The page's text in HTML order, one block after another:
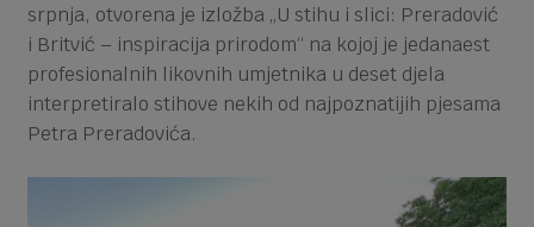
srpnja, otvorena je izložba „U stihu i slici: Preradović
i Britvić – inspiracija prirodom“ na kojoj je jedanaest
profesionalnih likovnih umjetnika u deset djela
interpretiralo stihove nekih od najpoznatijih pjesama
Petra Preradovića.